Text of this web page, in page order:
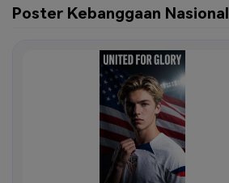
Poster Kebanggaan Nasional